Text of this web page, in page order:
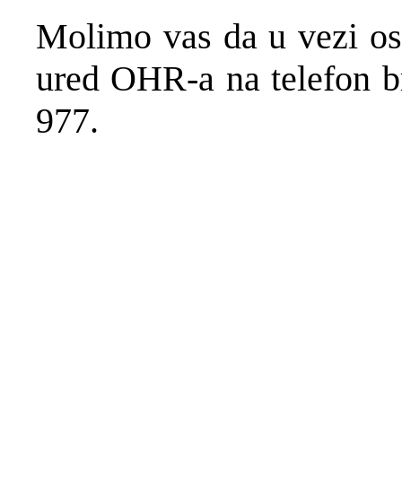
Molimo vas da u vezi
ured OHR-a na telefon
977.